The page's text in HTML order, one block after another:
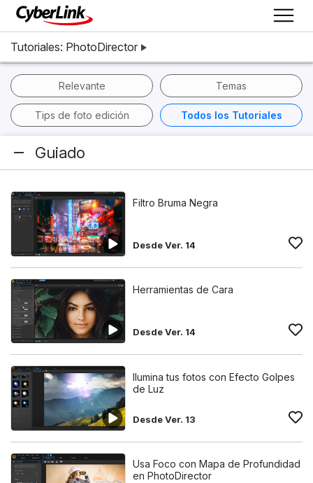
Tutoriales: PhotoDirector
Relevante Temas
Tips de foto edición Todos los Tutoriales
Guiado
Filtro Bruma Negra
Desde Ver. 14
Herramientas de Cara
Desde Ver. 14
Ilumina tus fotos con Efecto Golpes
de Luz
Desde Ver. 13
Usa Foco con Mapa de Profundidad
en PhotoDirector